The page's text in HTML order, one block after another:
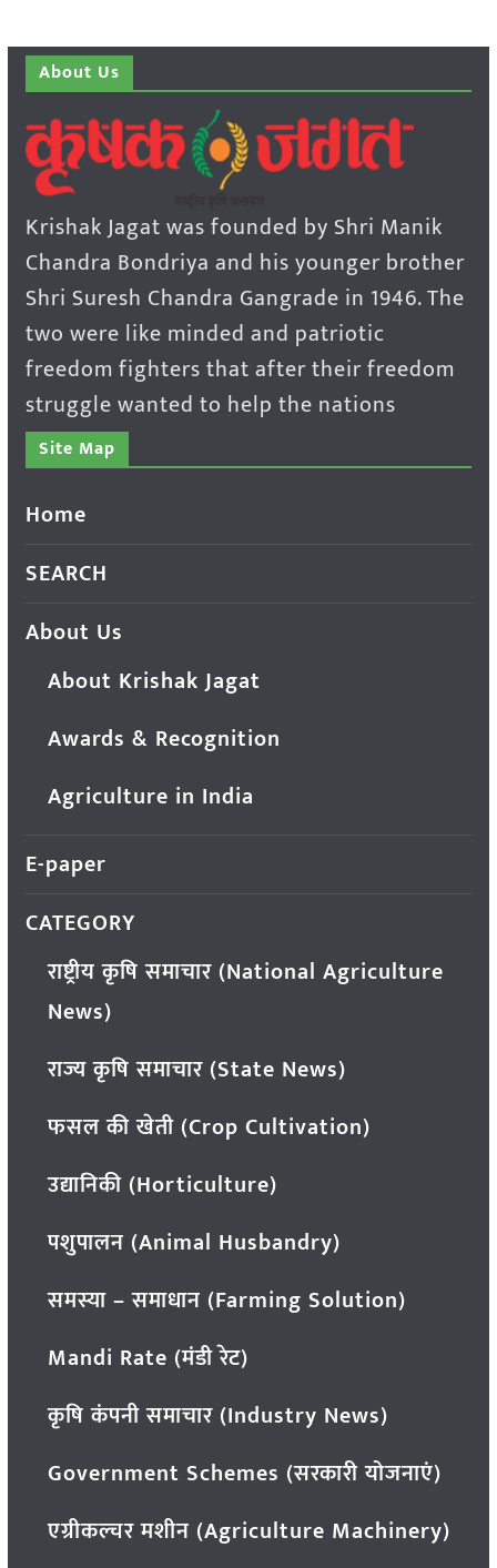
About Us
Krishak Jagat was founded by Shri Manik
Chandra Bondriya and his younger brother
Shri Suresh Chandra Gangrade in 1946. The
two were like minded and patriotic
freedom fighters that after their freedom
struggle wanted to help the nations
Site Map
Home
SEARCH
About Us
About Krishak Jagat
Awards & Recognition
Agriculture in India
E-paper
CATEGORY
राष्ट्रीय कृषि समाचार (National Agriculture
News)
राज्य कृषि समाचार (State News)
फसल की खेती (Crop Cultivation)
उद्यानिकी (Horticulture)
पशुपालन (Animal Husbandry)
समस्या – समाधान (Farming Solution)
Mandi Rate (मंडी रेट)
कृषि कंपनी समाचार (Industry News)
Government Schemes (सरकारी योजनाएं)
एग्रीकल्चर मशीन (Agriculture Machinery)